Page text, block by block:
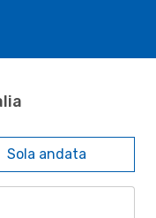
Sola andata